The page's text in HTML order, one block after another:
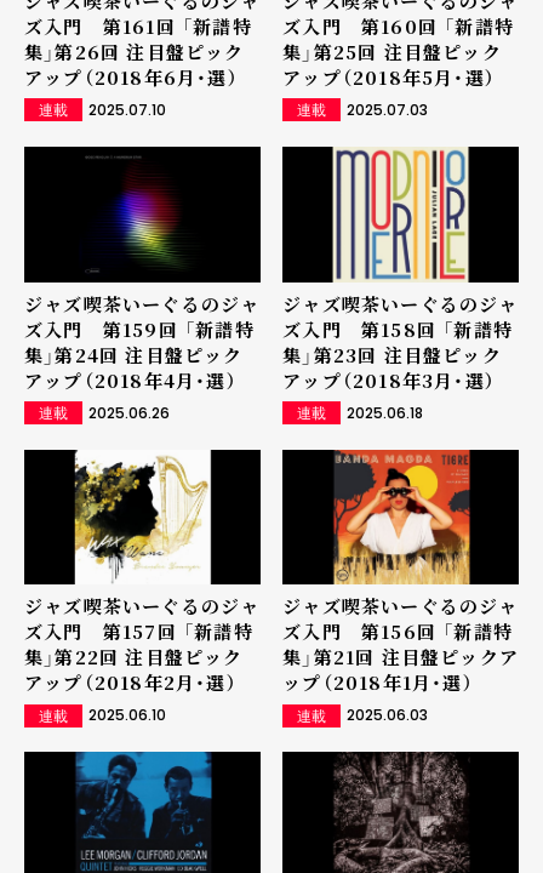
ズ入門 第161回 「新譜特
集」第26回 注目盤ピック
アップ（2018年6月・選）
連載 2025.07.10
ズ入門 第160回 「新譜特
集」第25回 注目盤ピック
アップ（2018年5月・選）
連載 2025.07.03
ジャズ喫茶いーぐるのジャ
ズ入門 第159回 「新譜特
集」第24回 注目盤ピック
アップ（2018年4月・選）
連載 2025.06.26
ジャズ喫茶いーぐるのジャ
ズ入門 第158回 「新譜特
集」第23回 注目盤ピック
アップ（2018年3月・選）
連載 2025.06.18
ジャズ喫茶いーぐるのジャ
ズ入門 第157回 「新譜特
集」第22回 注目盤ピック
アップ（2018年2月・選）
連載 2025.06.10
ジャズ喫茶いーぐるのジャ
ズ入門 第156回 「新譜特
集」第21回 注目盤ピックア
ップ（2018年1月・選）
連載 2025.06.03